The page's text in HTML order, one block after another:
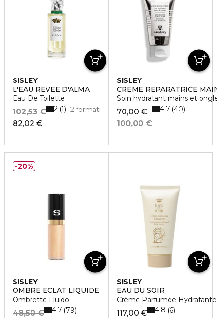
SISLEY
L'EAU RÊVÉE D'ALMA
Eau De Toilette
82,02 €
102,53 € 2 formati
2 1
SISLEY
CREME REPARATRICE
Soin hydratant mains et
70,00 €
100,00 €
4.7 40
SISLEY
OMBRE ÉCLAT LIQUIDE
Ombretto Fluido
48,50 € 4.7 79
20%
SISLEY
EAU DU SOIR
Crème Parfumée Hydratante
117,00 € 4.8 6